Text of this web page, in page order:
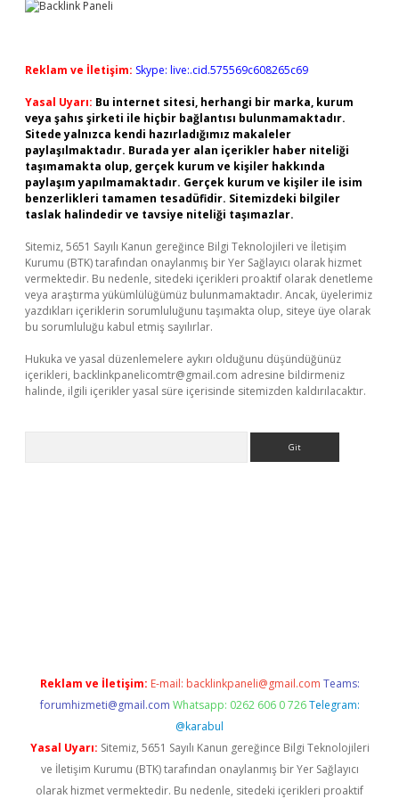
Reklam ve İletişim: Skype: live:.cid.575569c608265c69
Yasal Uyarı: Bu internet sitesi, herhangi bir marka, kurum
veya şahıs şirketi ile hiçbir bağlantısı bulunmamaktadır.
Sitede yalnızca kendi hazırladığımız makaleler
paylaşılmaktadır. Burada yer alan içerikler haber niteliği
taşımamakta olup, gerçek kurum ve kişiler hakkında
paylaşım yapılmamaktadır. Gerçek kurum ve kişiler ile isim
benzerlikleri tamamen tesadüfidir. Sitemizdeki bilgiler
taslak halindedir ve tavsiye niteliği taşımazlar.
Sitemiz, 5651 Sayılı Kanun gereğince Bilgi Teknolojileri ve İletişim
Kurumu (BTK) tarafından onaylanmış bir Yer Sağlayıcı olarak hizmet
vermektedir. Bu nedenle, sitedeki içerikleri proaktif olarak denetleme
veya araştırma yükümlülüğümüz bulunmamaktadır. Ancak, üyelerimiz
yazdıkları içeriklerin sorumluluğunu taşımakta olup, siteye üye olarak
bu sorumluluğu kabul etmiş sayılırlar.
Hukuka ve yasal düzenlemelere aykırı olduğunu düşündüğünüz
içerikleri, backlinkpanelicomtr@gmail.com adresine bildirmeniz
halinde, ilgili içerikler yasal süre içerisinde sitemizden kaldırılacaktır.
Reklam ve İletişim: E-mail: backlinkpaneli@gmail.com Teams:
forumhizmeti@gmail.com Whatsapp: 0262 606 0 726 Telegram:
@karabul
Yasal Uyarı: Sitemiz, 5651 Sayılı Kanun gereğince Bilgi Teknolojileri
ve İletişim Kurumu (BTK) tarafından onaylanmış bir Yer Sağlayıcı
olarak hizmet vermektedir. Bu nedenle, sitedeki içerikleri proaktif